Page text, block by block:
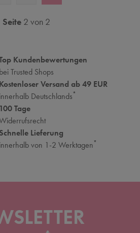
Seite 2 von 2
Kundenbewertungen
bei Trusted Shops
Kostenloser Versand ab 49 EUR
innerhalb Deutschlands*
100 Tage
Schnelle Lieferung
innerhalb von 1-2 Werktagen*